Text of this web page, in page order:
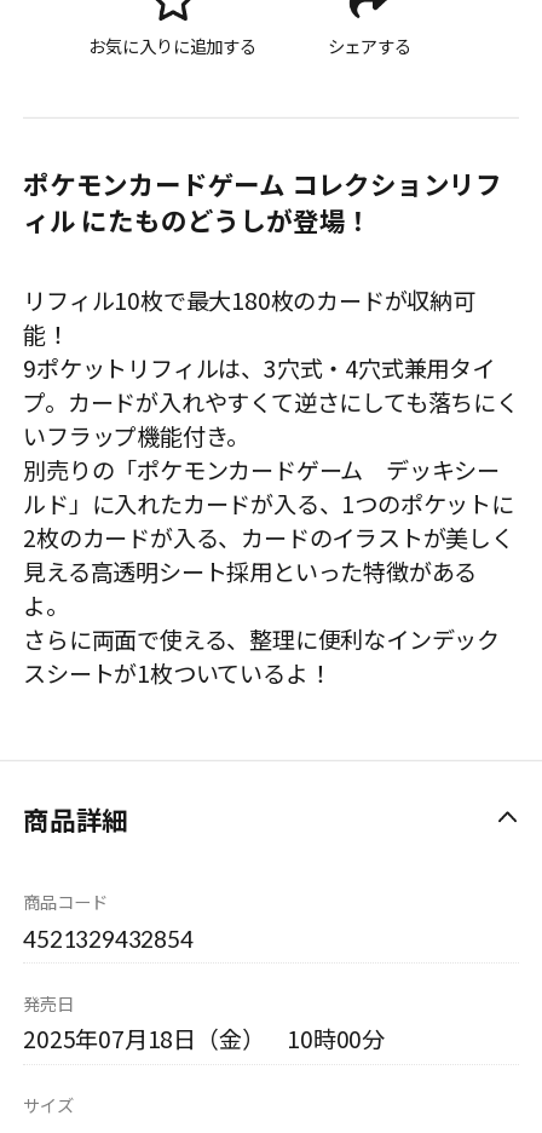
お気に入りに追加する シェアする
ポケモンカードゲーム コレクションリフ
ィル にたものどうしが登場！
リフィル10枚で最大180枚のカードが収納可
能！
9ポケットリフィルは、3穴式・4穴式兼用タイ
プ。カードが入れやすくて逆さにしても落ちにく
いフラップ機能付き。
別売りの「ポケモンカードゲーム デッキシー
ルド」に入れたカードが入る、1つのポケットに
2枚のカードが入る、カードのイラストが美しく
見える高透明シート採用といった特徴がある
よ。
さらに両面で使える、整理に便利なインデック
スシートが1枚ついているよ！
商品詳細
商品コード
4521329432854
発売日
2025年07月18日（金） 10時00分
サイズ